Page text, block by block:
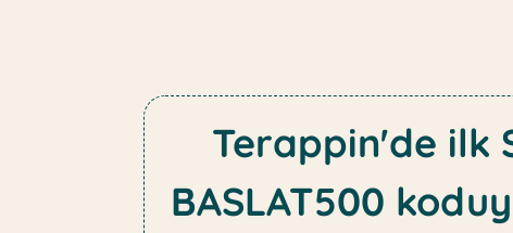
Terappin'de ilk
BASLAT500